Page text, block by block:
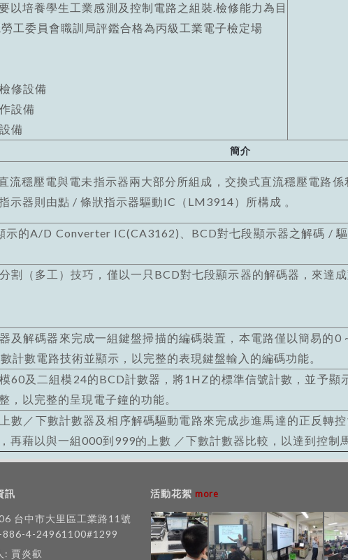
培養學生工業感測及控制電路之組裝.檢修能力為目
工委員會職訓局評鑑合格為丙級工業電子檢定場
修設備
設備
備
簡介
流穩壓電與電未指示器兩大部分所組成，交換式直流穩壓電路係
示器則由點 / 條狀指示器驅動IC（LM3914）所構成 。
的A/D Converter IC(CA3162)、BCD對七段顯示器之解碼 / 驅
（多工）技巧，僅以一只BCD對七段顯示器的解碼器，來達
解碼器來完成一組鍵盤掃描的編碼裝置，本電路僅以簡易的0
計數電路技術並顯示，以完整的表現鍵盤輸入的編碼功能。
及二組模24的BCD計數器，將1HZ的標準信號計數，並予顯
，以完整的呈現電子鐘的功能。
／下數計數器及相序解碼驅動電路來完成步進馬達的正反轉控
再藉以與一組000到999的上數 ／下數計數器比較，以達到控制
訊
台中市大里區工業路11號
4-24961100#1299
: 賈炎叡
活動花絮 more